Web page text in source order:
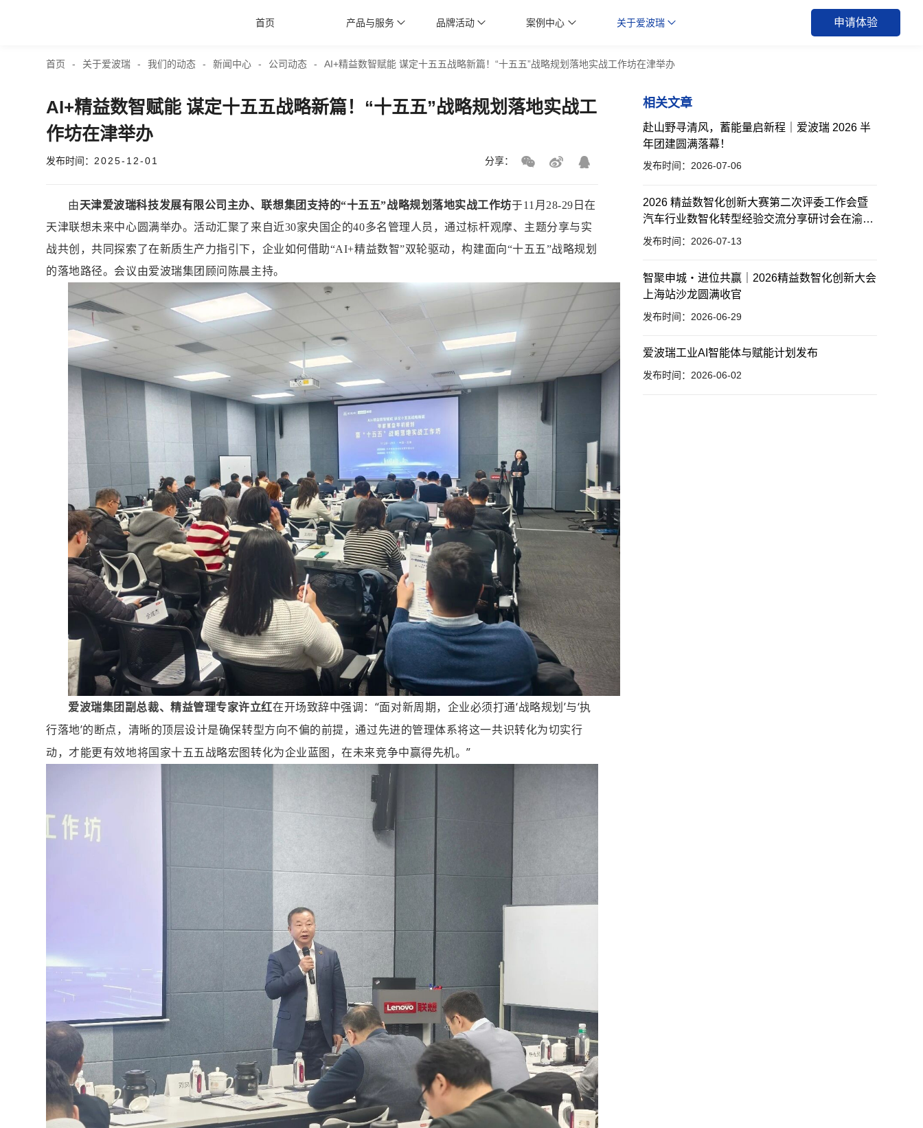
首页 产品与服务 品牌活动 案例中心 关于爱波瑞
产品与服务
申请体验
首页 - 关于爱波瑞 - 我们的动态 - 新闻中心 - 公司动态 - AI+精益数智赋能 谋定十五五战略新篇！“十五五”战略规划落地实战工作坊在津举办
AI+精益数智赋能 谋定十五五战略新篇！“十五五”战略规划落地实战工
作坊在津举办
发布时间： 2025-12-01 分享：
由天津爱波瑞科技发展有限公司主办、联想集团支持的“十五五”战略规划落地实战工作坊于11月28-29日在
天津联想未来中心圆满举办。活动汇聚了来自近30家央国企的40多名管理人员，通过标杆观摩、主题分享与实
战共创，共同探索了在新质生产力指引下，企业如何借助“AI+精益数智”双轮驱动，构建面向“十五五”战略规划
的落地路径。会议由爱波瑞集团顾问陈晨主持。
爱波瑞集团副总裁、精益管理专家许立红在开场致辞中强调：“面对新周期，企业必须打通‘战略规划’与‘执
行落地’的断点，清晰的顶层设计是确保转型方向不偏的前提，通过先进的管理体系将这一共识转化为切实行
动，才能更有效地将国家十五五战略宏图转化为企业蓝图，在未来竞争中赢得先机。”
相关文章
赴山野寻清风，蓄能量启新程｜爱波瑞 2026 半
年团建圆满落幕！
发布时间：2026-07-06
2026 精益数智化创新大赛第二次评委工作会暨
汽车行业数智化转型经验交流分享研讨会在渝举
办
发布时间：2026-07-13
智聚申城・进位共赢｜2026精益数智化创新大会
上海站沙龙圆满收官
发布时间：2026-06-29
爱波瑞工业AI智能体与赋能计划发布
发布时间：2026-06-02